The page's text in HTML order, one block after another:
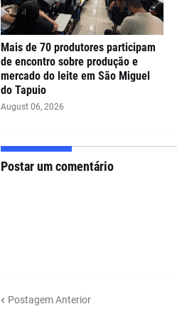
Mais de 70 produtores participam
de encontro sobre produção e
mercado do leite em São Miguel
do Tapuio
August 06, 2026
Postar um comentário
Postagem Anterior